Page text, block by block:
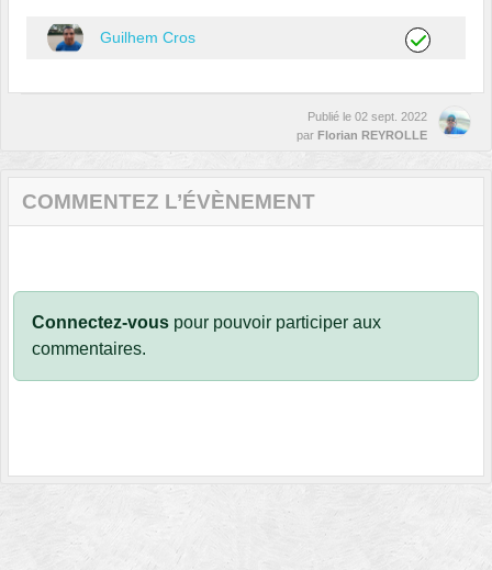
Guilhem Cros
Publié le 02 sept. 2022
par Florian REYROLLE
COMMENTEZ L’ÉVÈNEMENT
Connectez-vous pour pouvoir participer aux
commentaires.